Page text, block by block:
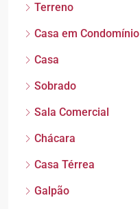
Terreno
Casa em Condomínio
Casa
Sobrado
Sala Comercial
Chácara
Casa Térrea
Galpão